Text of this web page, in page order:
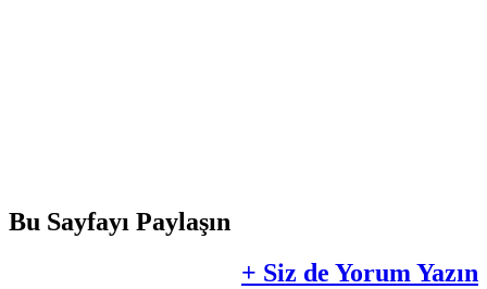
Bu Sayfayı Paylaşın
+ Siz de Yorum Yazın